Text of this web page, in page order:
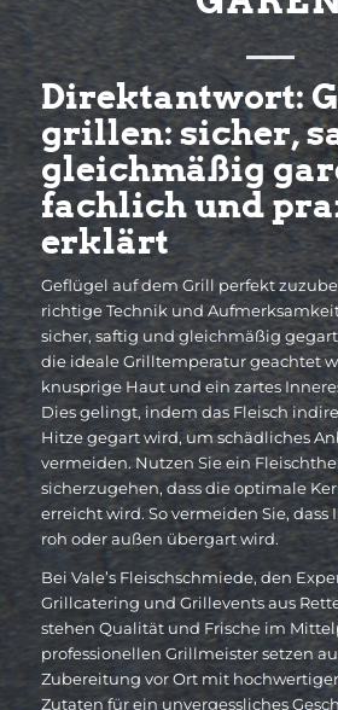
Direktantwort:
grillen: sicher,
gleichmäßig
fachlich und
erklärt
Geflügel auf dem Grill perfekt
richtige Technik und
sicher, saftig und gleichmäßig
die ideale Grilltemperatur geachtet
knusprige Haut und ein zartes
Dies gelingt, indem das Fleisch
Hitze gegart wird, um schädliches
vermeiden. Nutzen Sie ein
sicherzugehen, dass die optimale
erreicht wird. So vermeiden Sie, dass
roh oder außen übergart wird.
Bei Vale’s Fleischschmiede, den
Grillcatering und Grillevents aus
stehen Qualität und Frische im
professionellen Grillmeister setzen
Zubereitung vor Ort mit
Zutaten für ein unvergessliches